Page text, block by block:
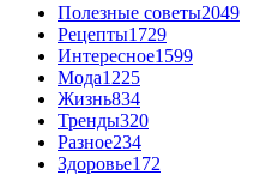
Полезные советы2049
Рецепты1729
Интересное1599
Мода1225
Жизнь834
Тренды320
Разное234
Здоровье172